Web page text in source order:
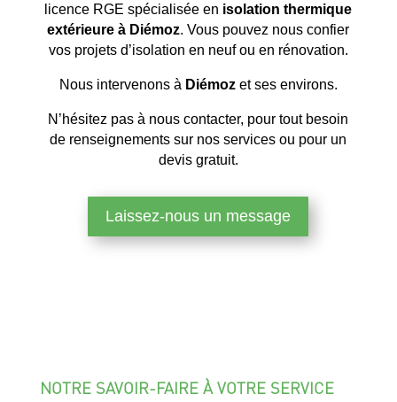
licence RGE spécialisée en isolation thermique
extérieure à Diémoz. Vous pouvez nous confier
vos projets d’isolation en neuf ou en rénovation.
Nous intervenons à Diémozet ses environs.
N’hésitez pas à nous contacter, pour tout besoin
de renseignements sur nos services ou pour un
devis gratuit.
Laissez-nous un message
NOTRE SAVOIR-FAIRE À VOTRE SERVICE